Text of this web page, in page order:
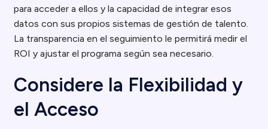
para acceder a ellos y la capacidad de integrar esos
datos con sus propios sistemas de gestión de talento.
La transparencia en el seguimiento le permitirá medir el
ROI y ajustar el programa según sea necesario.
Considere la Flexibilidad y
el Acceso